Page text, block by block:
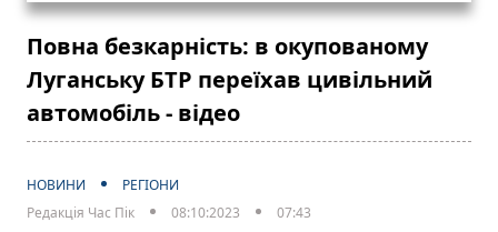
Повна безкарність: в окупованому
Луганську БТР переїхав цивільний
автомобіль - відео
НОВИНИ
РЕГІОНИ
Редакція Час Пік
08:10:2023 07:43